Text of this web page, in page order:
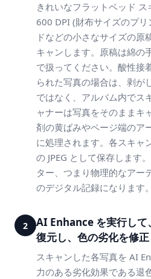
きれいなフラットベッド
600 DPI (財布サイズのプ
ドなどの小さなサイズの
キャンします。原稿は綿の
で扱ってください。酸性接
られた写真の場合は、剥が
ではなく、アルバム内でス
ャナーは写真をそのままキ
剤の黄ばみやページ端のア
に処理されます。各スキャ
の JPEG として保存します
ター、つまり物理的なアー
のデジタル記録になります。
2
AI Enhance を実行して
復元し、色の劣化を修正
スキャンした各写真を AI
力のある劣化効果である退